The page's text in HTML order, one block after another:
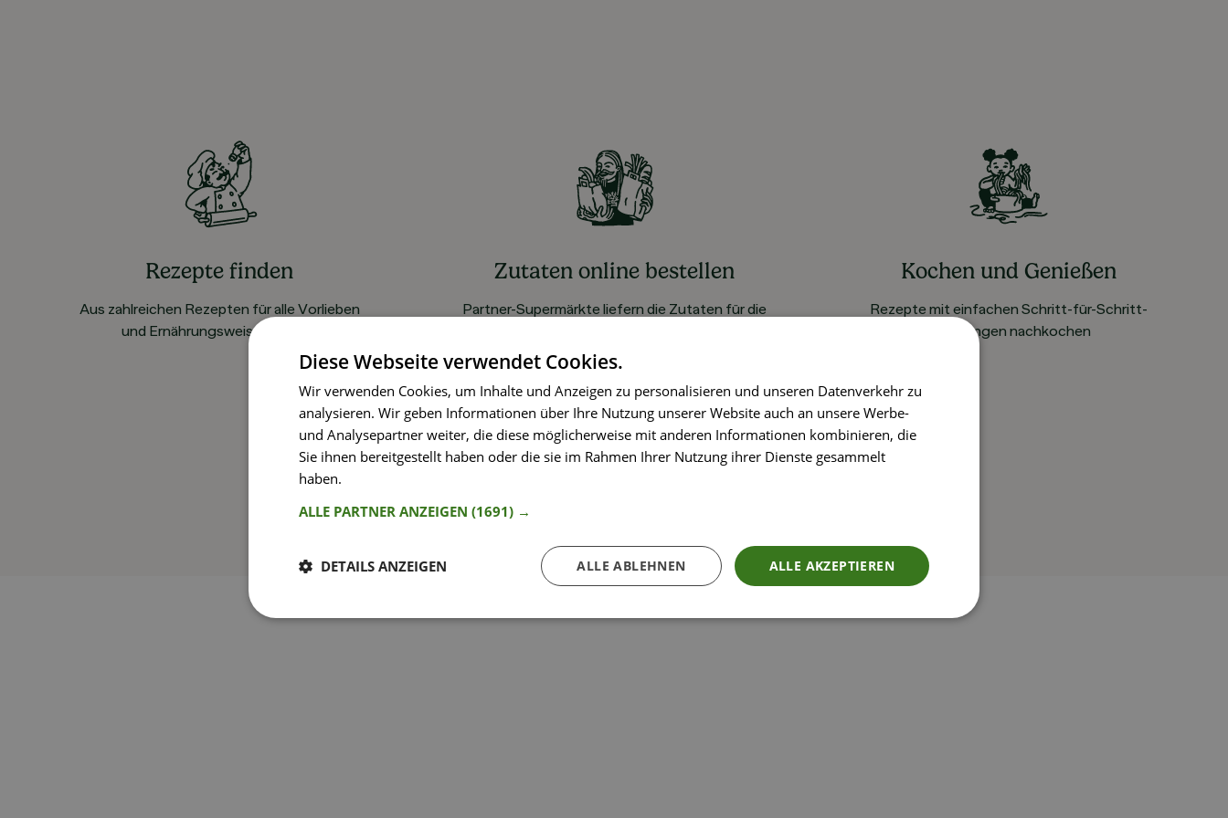
Rezepte finden
Aus zahlreichen Rezepten für alle Vorlieben
und Ernährungsweisen wählen
Zutaten online bestellen
Partner-Supermärkte liefern die Zutaten für die
Kochen und Genießen
Rezepte mit einfachen Schritt-für-Schritt-
Anleitungen nachkochen
So funktioniert’s
Diese Webseite verwendet Cookies.
Wir verwenden Cookies, um Inhalte und Anzeigen zu personalisieren und unseren Datenverkehr zu
analysieren. Wir geben Informationen über Ihre Nutzung unserer Website auch an unsere Werbe-
und Analysepartner weiter, die diese möglicherweise mit anderen Informationen kombinieren, die
Sie ihnen bereitgestellt haben oder die sie im Rahmen Ihrer Nutzung ihrer Dienste gesammelt
haben.
ALLE PARTNER ANZEIGEN (1691) →
ALLE AKZEPTIEREN
ALLE ABLEHNEN
DETAILS ANZEIGEN